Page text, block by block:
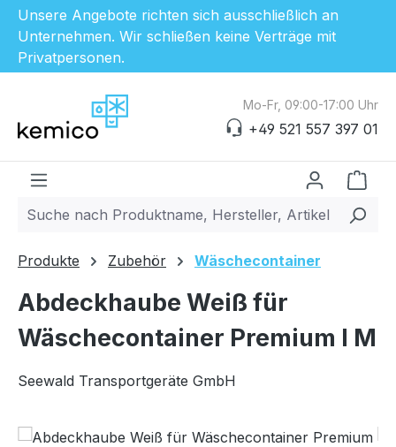
Unsere Angebote richten sich ausschließlich an
Unternehmen. Wir schließen keine Verträge mit
Privatpersonen.
Zum Hauptinhalt springen
Mo-Fr, 09:00-17:00 Uhr
+49 521 557 397 01
Produkte Zubehör Wäschecontainer
Abdeckhaube Weiß für
Wäschecontainer Premium I M
Seewald Transportgeräte GmbH
Bildergalerie überspringen